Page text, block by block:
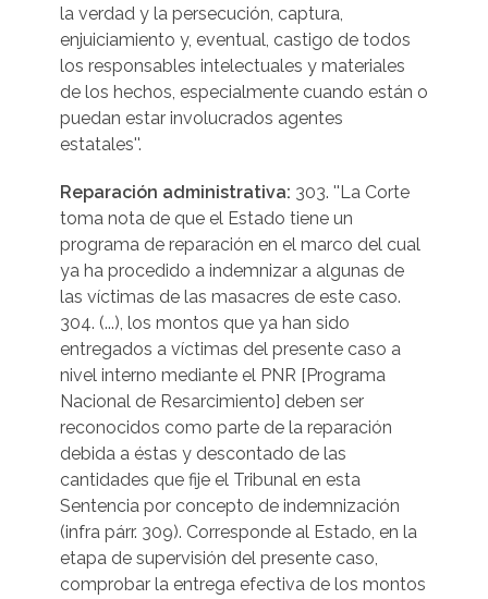
la verdad y la persecución, captura,
enjuiciamiento y, eventual, castigo de todos
los responsables intelectuales y materiales
de los hechos, especialmente cuando están o
puedan estar involucrados agentes
estatales''.
Reparación administrativa: 303. ''La Corte
toma nota de que el Estado tiene un
programa de reparación en el marco del cual
ya ha procedido a indemnizar a algunas de
las víctimas de las masacres de este caso.
304. (...), los montos que ya han sido
entregados a víctimas del presente caso a
nivel interno mediante el PNR [Programa
Nacional de Resarcimiento] deben ser
reconocidos como parte de la reparación
debida a éstas y descontado de las
cantidades que fije el Tribunal en esta
Sentencia por concepto de indemnización
(infra párr. 309). Corresponde al Estado, en la
etapa de supervisión del presente caso,
comprobar la entrega efectiva de los montos